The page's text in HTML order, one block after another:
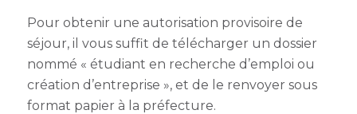
Pour obtenir une autorisation provisoire de
séjour, il vous suffit de télécharger un dossier
nommé « étudiant en recherche d’emploi ou
création d’entreprise », et de le renvoyer sous
format papier à la préfecture.